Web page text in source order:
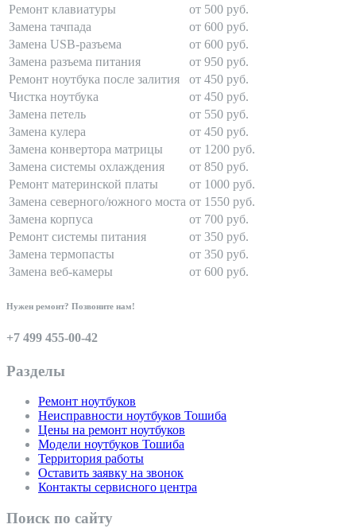
Ремонт клавиатуры
от 500 руб.
Замена тачпада
от 600 руб.
Замена USB-разъема
от 600 руб.
Замена разъема питания
от 950 руб.
Ремонт ноутбука после залития
от 450 руб.
Чистка ноутбука
от 450 руб.
Замена петель
от 550 руб.
Замена кулера
от 450 руб.
Замена конвертора матрицы
от 1200 руб.
Замена системы охлаждения
от 850 руб.
Ремонт материнской платы
от 1000 руб.
Замена северного/южного моста от 1550 руб.
Замена корпуса
от 700 руб.
Ремонт системы питания
от 350 руб.
Замена термопасты
от 350 руб.
Замена веб-камеры
от 600 руб.
Нужен ремонт? Позвоните нам!
+7 499 455-00-42
Разделы
Ремонт ноутбуков
Неисправности ноутбуков Тошиба
Цены на ремонт ноутбуков
Модели ноутбуков Тошиба
Территория работы
Оставить заявку на звонок
Контакты сервисного центра
Поиск по сайту